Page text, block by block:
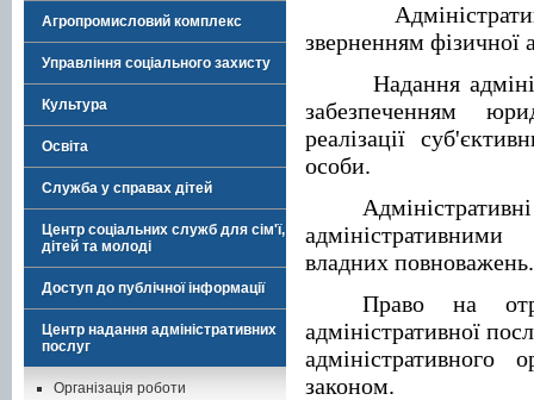
Агропромисловий комплекс
Управління соціального захисту
Культура
Освіта
Служба у справах дітей
Центр соціальних служб для сім'ї,
дітей та молоді
Доступ до публічної інформації
Центр надання адміністративних
послуг
Організація роботи
зверненням
Надання
забезпеченням
реалізації
особи.
владних повноважень.
Право на
адміністративної
законом.